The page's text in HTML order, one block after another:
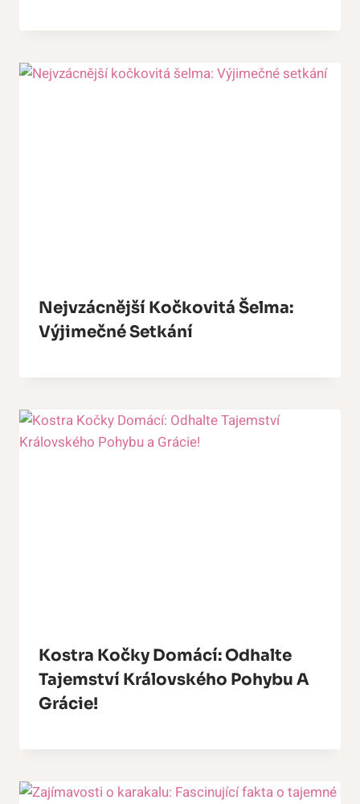
Nejvzácnější Kočkovitá Šelma:
Výjimečné Setkání
Kostra Kočky Domácí: Odhalte
Tajemství Královského Pohybu A
Grácie!